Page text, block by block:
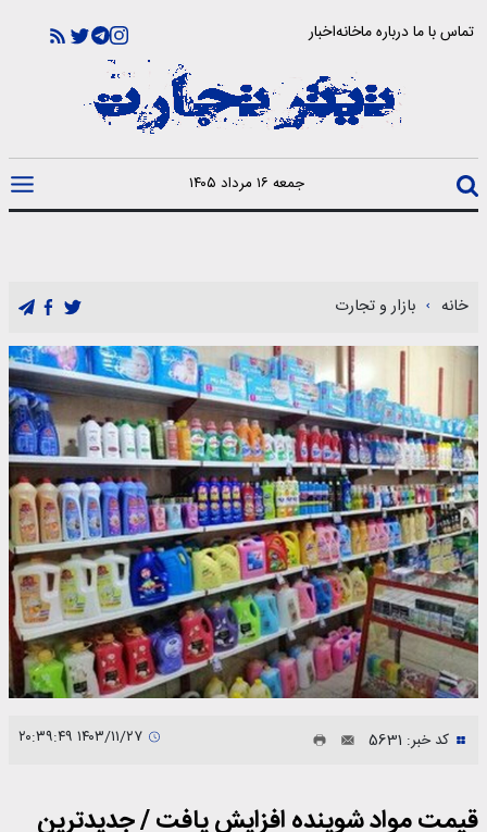
تماس با مادرباره ماخانهاخبار
جمعه ۱۶ مرداد ۱۴۰۵
خانه بازار و تجارت
کد خبر: 5631
قیمت مواد شوینده‌ افزایش یافت / جدیدترین